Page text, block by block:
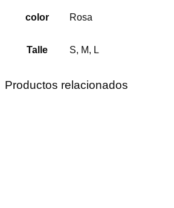
color Rosa
Talle S, M, L
Productos relacionados